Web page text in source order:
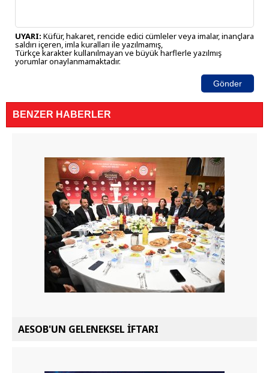
UYARI: Küfür, hakaret, rencide edici cümleler veya imalar, inançlara
saldırı içeren, imla kuralları ile yazılmamış,
Türkçe karakter kullanılmayan ve büyük harflerle yazılmış
yorumlar onaylanmamaktadır.
Gönder
BENZER HABERLER
AESOB'UN GELENEKSEL İFTARI